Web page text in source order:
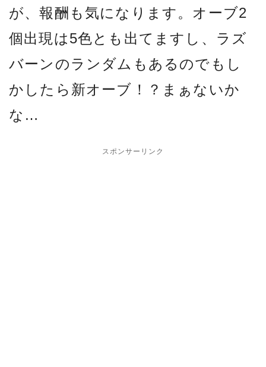
が、報酬も気になります。オーブ2
個出現は5色とも出てますし、ラズ
バーンのランダムもあるのでもし
かしたら新オーブ！？まぁないか
な…
スポンサーリンク